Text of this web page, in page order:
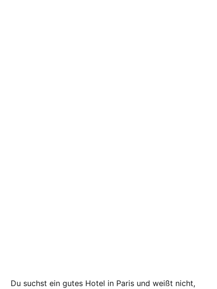
Du suchst ein gutes Hotel in Paris und weißt nicht,